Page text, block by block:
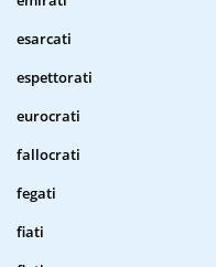
esarcati
espettorati
eurocrati
fallocrati
fegati
fiati